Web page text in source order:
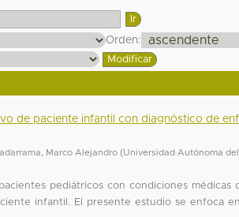
Orden:
de paciente infantil con diagnóstico de
Marco Alejandro (Universidad Autónoma
pediátricos con condiciones médicas
infantil. El presente estudio se enfoca